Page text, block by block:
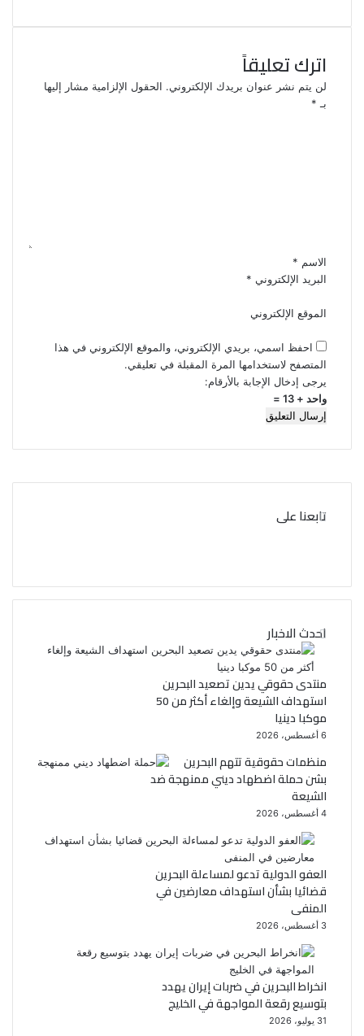
اترك تعليقاً
لن يتم نشر عنوان بريدك الإلكتروني. الحقول الإلزامية مشار إليها
بـ *
الاسم *
البريد الإلكتروني *
الموقع الإلكتروني
احفظ اسمي، بريدي الإلكتروني، والموقع الإلكتروني في هذا
المتصفح لاستخدامها المرة المقبلة في تعليقي.
يرجى إدخال الإجابة بالأرقام:
واحد + 13 =
تابعنا على
ك
احدث الاخبار
منتدى حقوقي يدين تصعيد البحرين
استهداف الشيعة وإلغاء أكثر من 50
موكبا دينيا
6 أغسطس، 2026
منظمات حقوقية تتهم البحرين
بشن حملة اضطهاد ديني ممنهجة ضد
الشيعة
4 أغسطس، 2026
العفو الدولية تدعو لمساءلة البحرين
قضائيا بشأن استهداف معارضين في
المنفى
3 أغسطس، 2026
انخراط البحرين في ضربات إيران يهدد
بتوسيع رقعة المواجهة في الخليج
31 يوليو، 2026